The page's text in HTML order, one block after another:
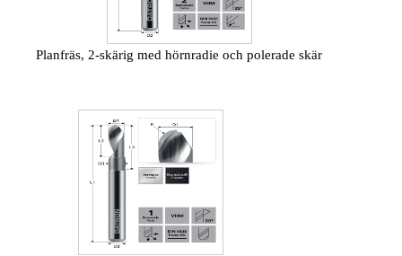
Planfräs, 2-skärig med hörnradie och polerade skär